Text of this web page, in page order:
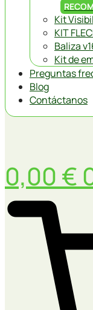
Kit
KIT
Baliza
Kit de
Preguntas
Blog
Contáctanos
0,00 €